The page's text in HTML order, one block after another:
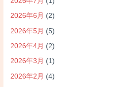
2026年6月 (2)
2026年5月 (5)
2026年4月 (2)
2026年3月 (1)
2026年2月 (4)